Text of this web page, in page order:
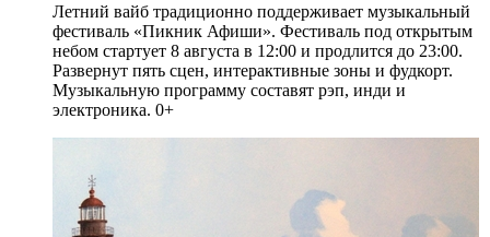
Летний вайб традиционно поддерживает музыкальный
фестиваль «Пикник Афиши». Фестиваль под открытым
небом стартует 8 августа в 12:00 и продлится до 23:00.
Развернут пять сцен, интерактивные зоны и фудкорт.
Музыкальную программу составят рэп, инди и
электроника. 0+